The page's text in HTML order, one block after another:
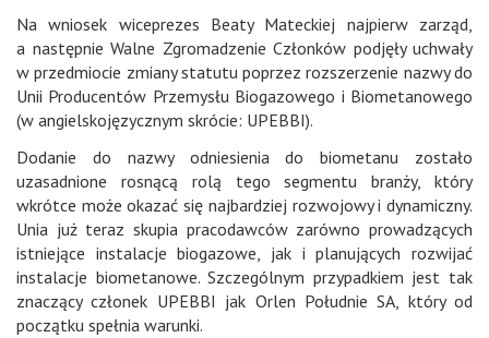
Na wniosek wiceprezes Beaty Mateckiej najpierw zarząd,
a następnie Walne Zgromadzenie Członków podjęły uchwały
w przedmiocie zmiany statutu poprzez rozszerzenie nazwy do
Unii Producentów Przemysłu Biogazowego i Biometanowego
(w angielskojęzycznym skrócie: UPEBBI).
Dodanie do nazwy odniesienia do biometanu zostało
uzasadnione rosnącą rolą tego segmentu branży, który
wkrótce może okazać się najbardziej rozwojowy i dynamiczny.
Unia już teraz skupia pracodawców zarówno prowadzących
istniejące instalacje biogazowe, jak i planujących rozwijać
instalacje biometanowe. Szczególnym przypadkiem jest tak
znaczący członek UPEBBI jak Orlen Południe SA, który od
początku spełnia warunki.